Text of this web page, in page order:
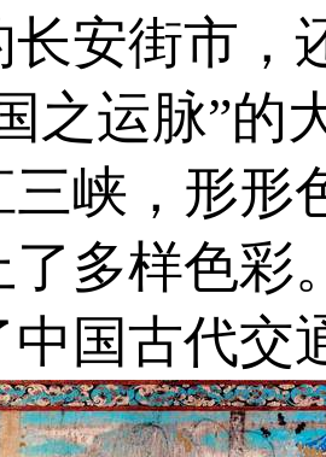
长安街市，
之运脉”的
三峡，形形
了多样色彩
中国古代交